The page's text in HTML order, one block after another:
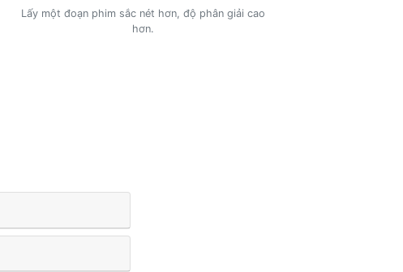
Lấy một đoạn phim sắc nét hơn, độ phân giải cao
hơn.